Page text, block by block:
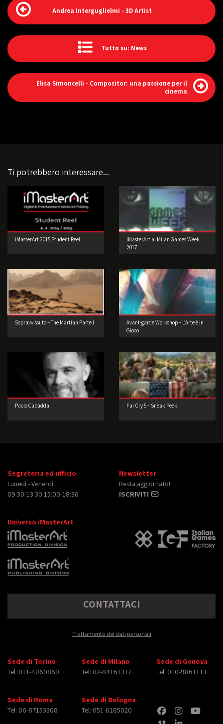
Andrea Interguglielmi - 3D Artist
Tutto su: News
Elisa Simoncelli - Compositor: una passione per il
cinema
Ti potrebbero interessare...
iMasterArt 2015 Student Reel
iMasterArt al Milan Games Week
2017
Sopravvissuto – The Martian Parte I
Avant-garde Workshop – L’Arte è in
Gioco
Paolo Cubadda Far Cry 5 – Sneak Peek
Segreteria ed ufficio
Lunedì - Venerdì
09:30-13:30 15:00-18:30
Newsletter
Resta aggiornato!
ISCRIVITI
Universo iMasterArt
CONTATTACI
Trattamento dei dati personali
Sede di Torino
Tel: 011-4060860
Sede di Milano
Tel: 02-84161377
Sede di Genova
Tel: 010-9861113
Sede di Roma
Tel: 06-87153308
Sede di Bologna
Tel: 051-0185020